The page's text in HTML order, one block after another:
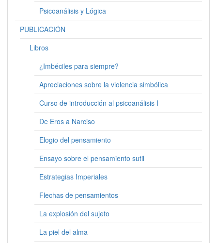
Psicoanálisis y Lógica
PUBLICACIÓN
Libros
¿Imbéciles para siempre?
Apreciaciones sobre la violencia simbólica
Curso de introducción al psicoanálisis I
De Eros a Narciso
Elogio del pensamiento
Ensayo sobre el pensamiento sutil
Estrategias Imperiales
Flechas de pensamientos
La explosión del sujeto
La piel del alma